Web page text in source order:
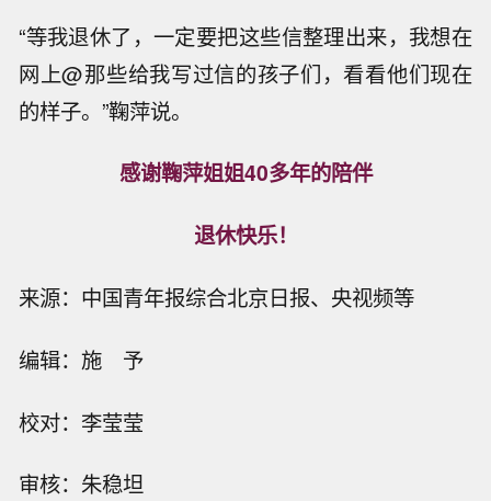
“等我退休了，一定要把这些信整理出来，我想在
网上@那些给我写过信的孩子们，看看他们现在
的样子。”鞠萍说。
感谢鞠萍姐姐40多年的陪伴
退休快乐！
来源：中国青年报综合北京日报、央视频等
编辑：施 予
校对：李莹莹
审核：朱稳坦